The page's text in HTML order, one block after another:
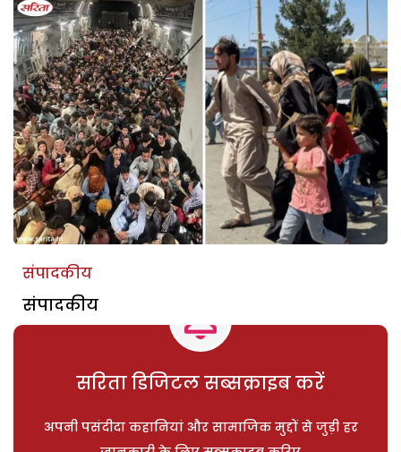
संपादकीय
संपादकीय
सरिता डिजिटल सब्सक्राइब करें
अपनी पसंदीदा कहानियां और सामाजिक मुद्दों से जुड़ी हर